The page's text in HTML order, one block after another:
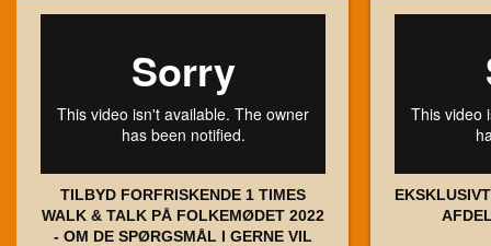
TILBYD FORFRISKENDE 1 TIMES
WALK & TALK PÅ FOLKEMØDET 2022
- OM DE SPØRGSMÅL I GERNE VIL